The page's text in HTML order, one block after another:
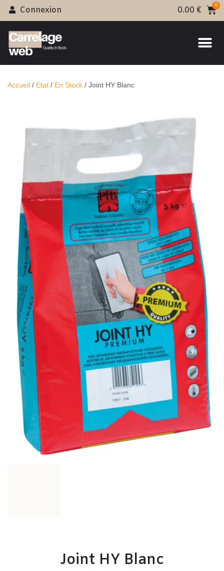
Connexion 0.00 €
Accueil / Etat / En Stock / Joint HY Blanc
Joint HY Blanc